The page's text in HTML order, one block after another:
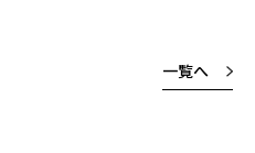
一覧へ